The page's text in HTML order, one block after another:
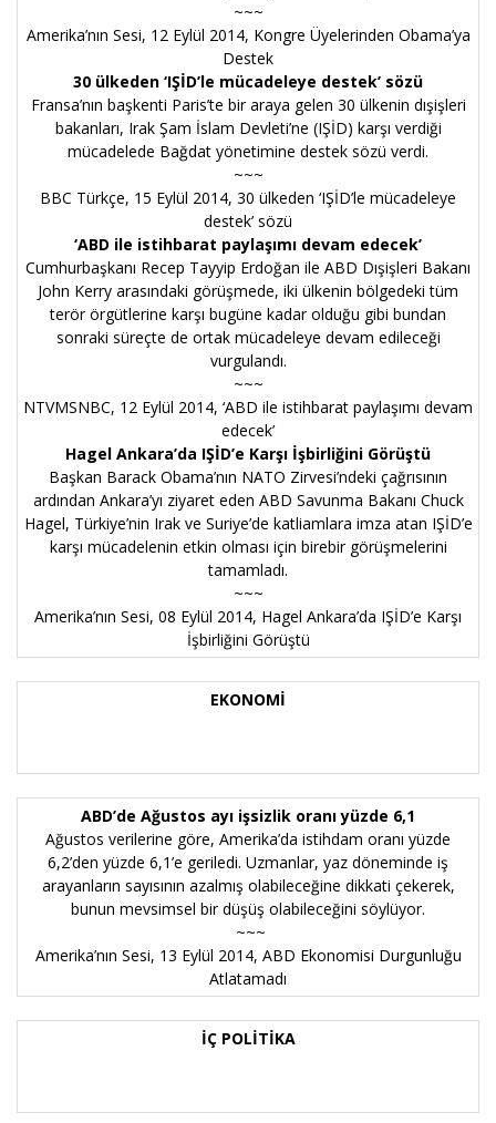
~~~
Amerika’nın Sesi, 12 Eylül 2014, Kongre Üyelerinden Obama’ya
Destek
30 ülkeden ‘IŞİD’le mücadeleye destek’ sözü
Fransa’nın başkenti Paris’te bir araya gelen 30 ülkenin dışişleri
bakanları, Irak Şam İslam Devleti’ne (IŞİD) karşı verdiği
mücadelede Bağdat yönetimine destek sözü verdi.
~~~
BBC Türkçe, 15 Eylül 2014, 30 ülkeden ‘IŞİD’le mücadeleye
destek’ sözü
‘ABD ile istihbarat paylaşımı devam edecek’
Cumhurbaşkanı Recep Tayyip Erdoğan ile ABD Dışişleri Bakanı
John Kerry arasındaki görüşmede, iki ülkenin bölgedeki tüm
terör örgütlerine karşı bugüne kadar olduğu gibi bundan
sonraki süreçte de ortak mücadeleye devam edileceği
vurgulandı.
~~~
NTVMSNBC, 12 Eylül 2014, ‘ABD ile istihbarat paylaşımı devam
edecek’
Hagel Ankara’da IŞİD’e Karşı İşbirliğini Görüştü
Başkan Barack Obama’nın NATO Zirvesi’ndeki çağrısının
ardından Ankara’yı ziyaret eden ABD Savunma Bakanı Chuck
Hagel, Türkiye’nin Irak ve Suriye’de katliamlara imza atan IŞİD’e
karşı mücadelenin etkin olması için birebir görüşmelerini
tamamladı.
~~~
Amerika’nın Sesi, 08 Eylül 2014, Hagel Ankara’da IŞİD’e Karşı
İşbirliğini Görüştü
EKONOMİ
ABD’de Ağustos ayı işsizlik oranı yüzde 6,1
Ağustos verilerine göre, Amerika’da istihdam oranı yüzde
6,2’den yüzde 6,1’e geriledi. Uzmanlar, yaz döneminde iş
arayanların sayısının azalmış olabileceğine dikkati çekerek,
bunun mevsimsel bir düşüş olabileceğini söylüyor.
~~~
Amerika’nın Sesi, 13 Eylül 2014, ABD Ekonomisi Durgunluğu
Atlatamadı
İÇ POLİTİKA